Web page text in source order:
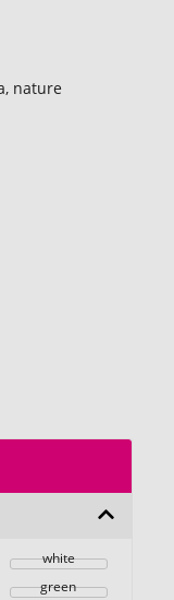
white
green